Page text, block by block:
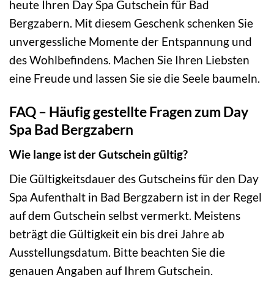
heute Ihren Day Spa Gutschein für Bad
Bergzabern. Mit diesem Geschenk schenken Sie
unvergessliche Momente der Entspannung und
des Wohlbefindens. Machen Sie Ihren Liebsten
eine Freude und lassen Sie sie die Seele baumeln.
FAQ – Häufig gestellte Fragen zum Day
Spa Bad Bergzabern
Wie lange ist der Gutschein gültig?
Die Gültigkeitsdauer des Gutscheins für den Day
Spa Aufenthalt in Bad Bergzabern ist in der Regel
auf dem Gutschein selbst vermerkt. Meistens
beträgt die Gültigkeit ein bis drei Jahre ab
Ausstellungsdatum. Bitte beachten Sie die
genauen Angaben auf Ihrem Gutschein.